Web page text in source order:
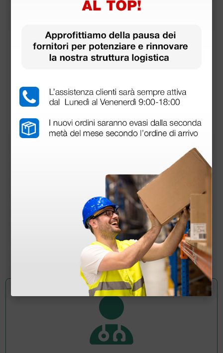
Prodotti simili e correlati
Bracciale disinfettabile - due tubi - bambino
1 pz.